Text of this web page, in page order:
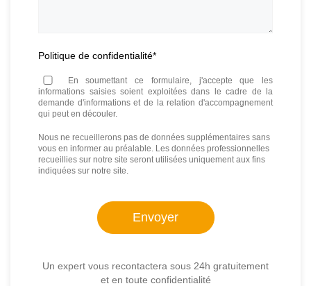
Politique de confidentialité*
En soumettant ce formulaire, j'accepte que les
informations saisies soient exploitées dans le cadre de la
demande d'informations et de la relation d'accompagnement
qui peut en découler.
Nous ne recueillerons pas de données supplémentaires sans
vous en informer au préalable. Les données professionnelles
recueillies sur notre site seront utilisées uniquement aux fins
indiquées sur notre site.
Un expert vous recontactera sous 24h gratuitement
et en toute confidentialité